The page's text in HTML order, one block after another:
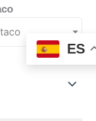
ES